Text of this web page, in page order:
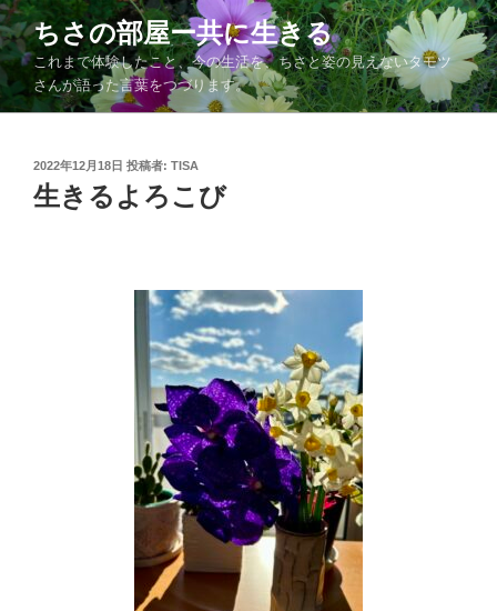
コ
ン
テ
ン
ツ
ちさの部屋ー共に生きる
これまで体験したこと、今の生活を、ちさと姿の見えないタモツ
さんが語った言葉をつづります。
投
稿
日:
2022年12月18日 投稿者: TISA
生きるよろこび